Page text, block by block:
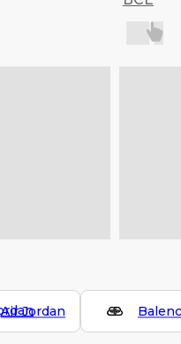
Air Jordan